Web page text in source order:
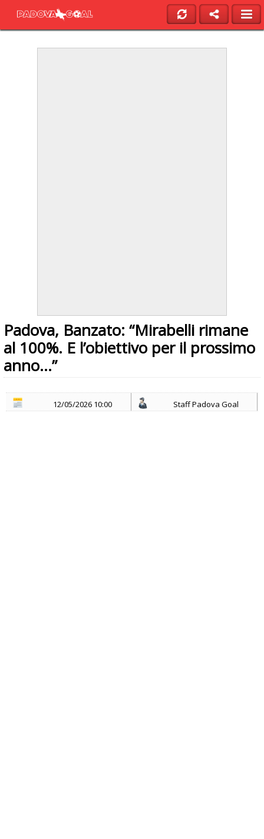
Padova, Banzato: “Mirabelli rimane
al 100%. E l’obiettivo per il prossimo
anno…”
12/05/2026 10:00 Staff Padova Goal